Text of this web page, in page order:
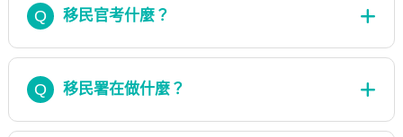
Q 移民官考什麼？
Q 移民署在做什麼？